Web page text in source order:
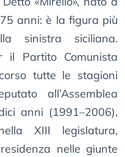
anni: è la figura più
sinistra siciliana.
il Partito Comunista
tutte le stagioni
all’Assemblea
anni (1991–2006),
XIII legislatura,
nelle giunte